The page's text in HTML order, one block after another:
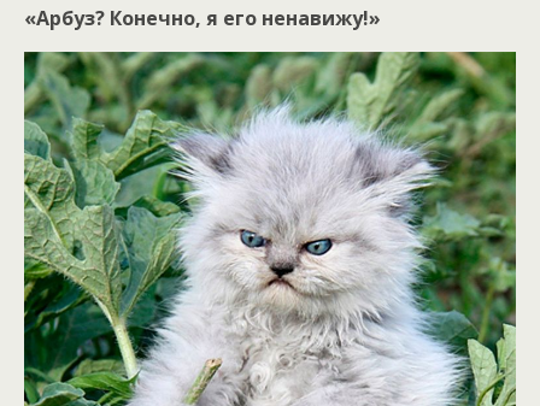
«Арбуз? Конечно, я его ненавижу!»